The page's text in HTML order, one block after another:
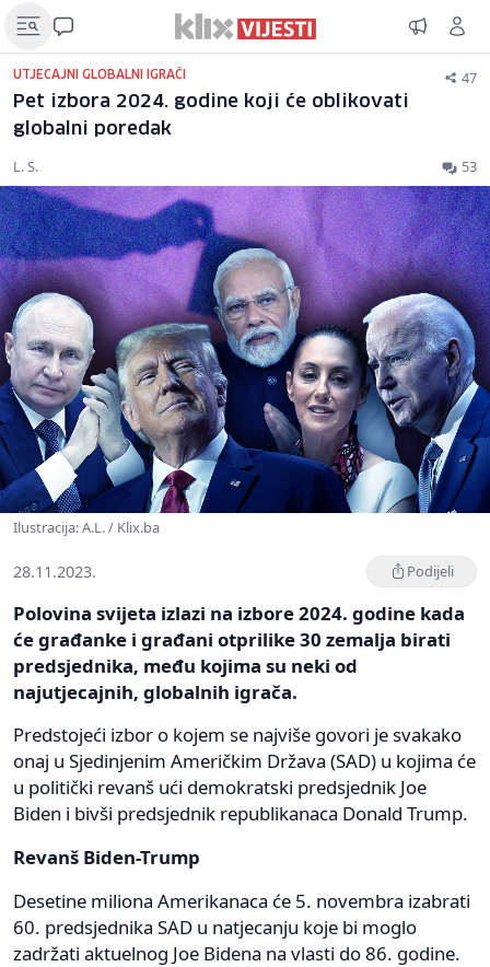
UTJECAJNI GLOBALNI IGRAČI 47
Pet izbora 2024. godine koji će oblikovati
globalni poredak
L. S. 53
Ilustracija: A.L. / Klix.ba
28.11.2023. Podijeli
Polovina svijeta izlazi na izbore 2024. godine kada
će građanke i građani otprilike 30 zemalja birati
predsjednika, među kojima su neki od
najutjecajnih, globalnih igrača.
Predstojeći izbor o kojem se najviše govori je svakako
onaj u Sjedinjenim Američkim Država (SAD) u kojima će
u politički revanš ući demokratski predsjednik Joe
Biden i bivši predsjednik republikanaca Donald Trump.
Revanš Biden-Trump
Desetine miliona Amerikanaca će 5. novembra izabrati
60. predsjednika SAD u natjecanju koje bi moglo
zadržati aktuelnog Joe Bidena na vlasti do 86. godine.